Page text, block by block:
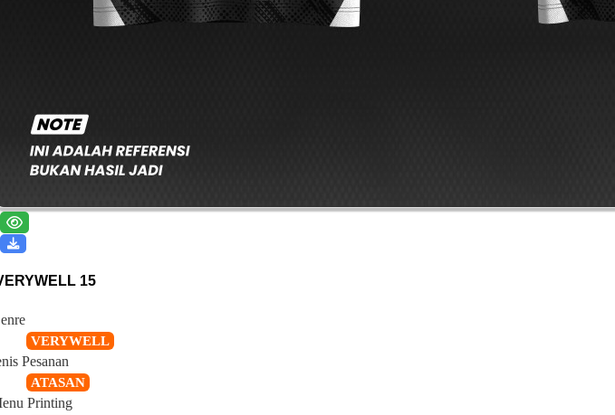
15
VERYWELL
Pesanan
ATASAN
Printing